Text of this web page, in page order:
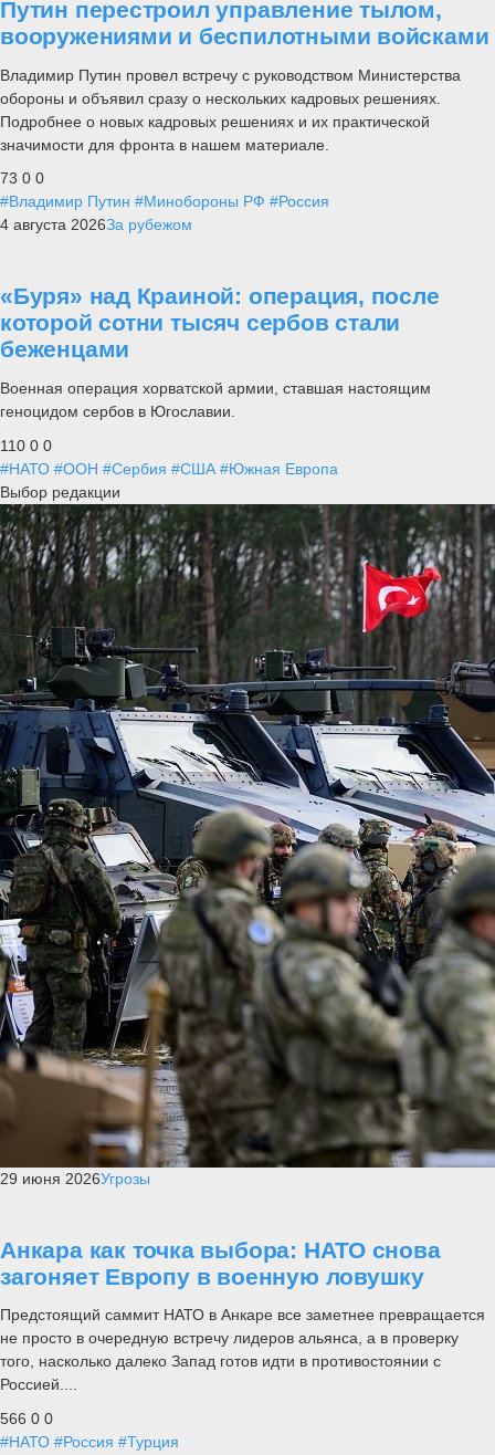
Путин перестроил управление тылом,
вооружениями и беспилотными войсками
Владимир Путин провел встречу с руководством Министерства
обороны и объявил сразу о нескольких кадровых решениях.
Подробнее о новых кадровых решениях и их практической
значимости для фронта в нашем материале.
73 0 0
#Владимир Путин #Минобороны РФ #Россия
4 августа 2026За рубежом
«Буря» над Краиной: операция, после
которой сотни тысяч сербов стали
беженцами
Военная операция хорватской армии, ставшая настоящим
геноцидом сербов в Югославии.
110 0 0
#НАТО #ООН #Сербия #США #Южная Европа
Выбор редакции
29 июня 2026Угрозы
Анкара как точка выбора: НАТО снова
загоняет Европу в военную ловушку
Предстоящий саммит НАТО в Анкаре все заметнее превращается
не просто в очередную встречу лидеров альянса, а в проверку
того, насколько далеко Запад готов идти в противостоянии с
Россией....
566 0 0
#НАТО #Россия #Турция